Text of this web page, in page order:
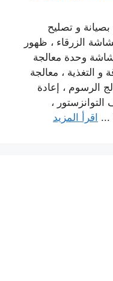
و تصليح
الزرقاء ، ظهور
وحدة معالجة
التغذية ، معالجة
الرسوم ، إعادة
،
... اقرأ المزيد